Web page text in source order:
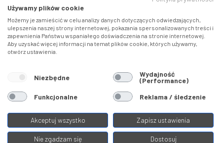
klienta- zgody na otrzymywanie drogą mailową informacji handlowo-
marketingowe, np. newsletter rowerowy. W przypadku braku zgody
wartość eBonu zostanie obniżona o 10 zł.
Pamiętaj, że eBony za produkty SIDI dotyczą zakupów w sklepach
SIDI Center, produkty Castelli zakupów w placówkach tworzących
Castelli Center.
Używamy plików cookie
Możemy je zamieścić w celu analizy danych dotyczących odwiedzających,
ulepszenia naszej strony internetowej, pokazania spersonalizowanych treści i
zapewnienia Państwu wspaniałego doświadczenia na stronie internetowej.
Aby uzyskać więcej informacji na temat plików cookie, których używamy,
otwórz ustawienia.
Niezbędne Wydajność
(Performance)
Funkcjonalne
Reklama / śledzenie
Akceptuj wszystko Zapisz ustawienia
Nie zgadzam się Dostosuj